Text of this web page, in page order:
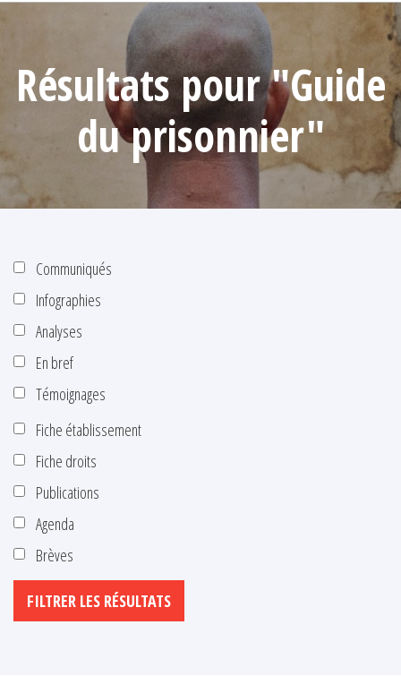
Résultats pour "Guide
du prisonnier"
Communiqués
Infographies
Analyses
En bref
Témoignages
Fiche établissement
Fiche droits
Publications
Agenda
Brèves